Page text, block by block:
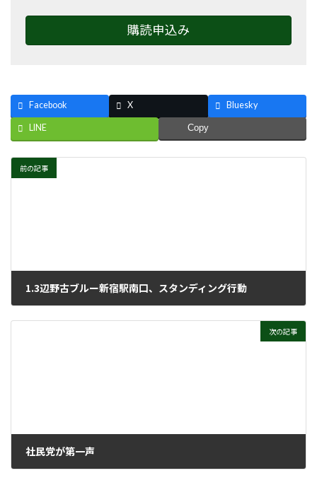
購読申込み
Facebook X Bluesky
LINE Copy
前の記事
1.3辺野古ブルー新宿駅南口、スタンディング行動
次の記事
社民党が第一声